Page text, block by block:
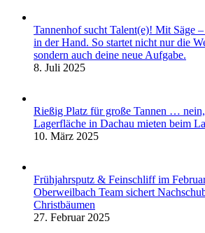
Tannenhof sucht Talent(e)! Mit Säge
in der Hand. So startet nicht nur die
sondern auch deine neue Aufgabe.
8. Juli 2025
Rießig Platz für große Tannen …
Lagerfläche in Dachau mieten beim
10. März 2025
Frühjahrsputz & Feinschliff im
Oberweilbach Team sichert
Christbäumen
27. Februar 2025